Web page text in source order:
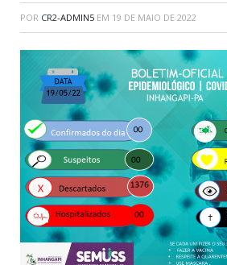
POR CR2-ADMIN5 EM 19 DE MAIO DE 2022